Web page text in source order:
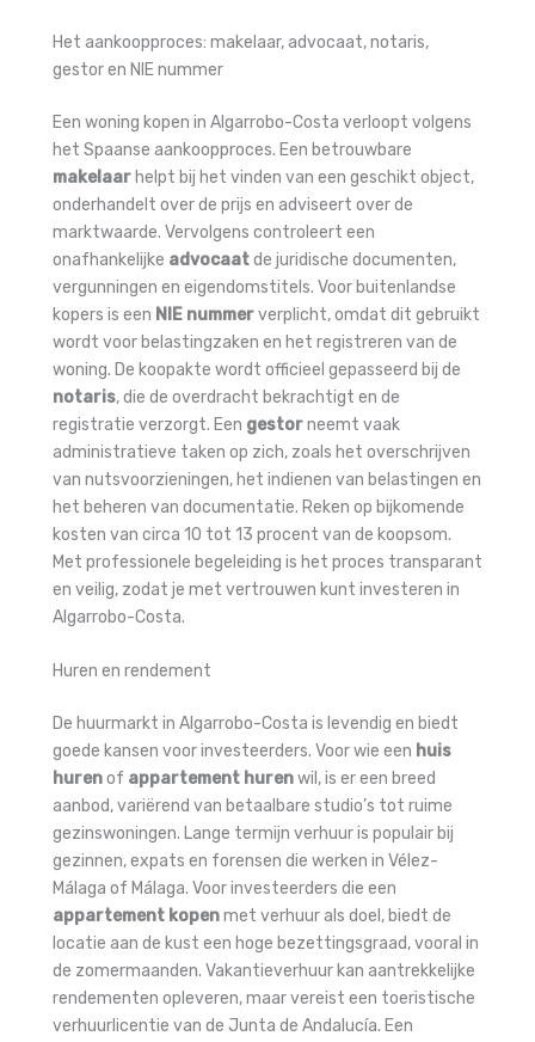
Het aankoopproces: makelaar, advocaat, notaris,
gestor en NIE nummer
Een woning kopen in Algarrobo-Costa verloopt volgens
het Spaanse aankoopproces. Een betrouwbare
makelaar helpt bij het vinden van een geschikt object,
onderhandelt over de prijs en adviseert over de
marktwaarde. Vervolgens controleert een
onafhankelijke advocaatde juridische documenten,
vergunningen en eigendomstitels. Voor buitenlandse
kopers is een NIE nummerverplicht, omdat dit gebruikt
wordt voor belastingzaken en het registreren van de
woning. De koopakte wordt officieel gepasseerd bij de
notaris, die de overdracht bekrachtigt en de
registratie verzorgt. Een gestorneemt vaak
administratieve taken op zich, zoals het overschrijven
van nutsvoorzieningen, het indienen van belastingen en
het beheren van documentatie. Reken op bijkomende
kosten van circa 10 tot 13 procent van de koopsom.
Met professionele begeleiding is het proces transparant
en veilig, zodat je met vertrouwen kunt investeren in
Algarrobo-Costa.
Huren en rendement
De huurmarkt in Algarrobo-Costa is levendig en biedt
goede kansen voor investeerders. Voor wie een huis
hurenof appartement hurenwil, is er een breed
aanbod, variërend van betaalbare studio’s tot ruime
gezinswoningen. Lange termijn verhuur is populair bij
gezinnen, expats en forensen die werken in Vélez-
Málaga of Málaga. Voor investeerders die een
appartement kopenmet verhuur als doel, biedt de
locatie aan de kust een hoge bezettingsgraad, vooral in
de zomermaanden. Vakantieverhuur kan aantrekkelijke
rendementen opleveren, maar vereist een toeristische
verhuurlicentie van de Junta de Andalucía. Een